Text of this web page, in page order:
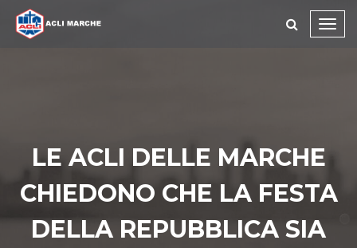
LE ACLI DELLE MARCHE
CHIEDONO CHE LA FESTA
DELLA REPUBBLICA SIA